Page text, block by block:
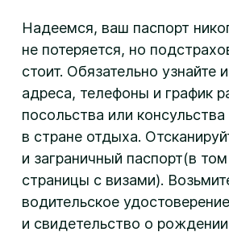
Надеемся, ваш паспорт
не потеряется, но
стоит. Обязательно узнайте
адреса, телефоны и график
посольства или
в стране отдыха.
и заграничный паспорт(в
страницы с визами).
водительское удостоверение
и свидетельство о